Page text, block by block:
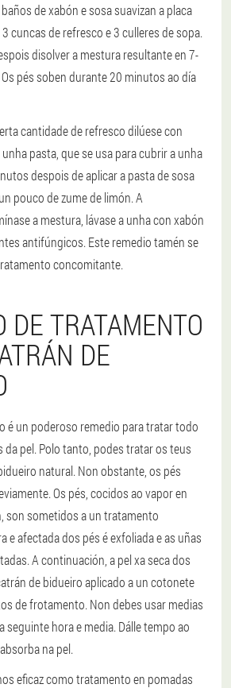
de xabón e sosa suavizan a placa
cuncas de refresco e 3 culleres de sopa.
disolver a mestura resultante en 7-
pés soben durante 20 minutos ao día
cantidade de refresco dilúese con
pasta, que se usa para cubrir a unha
despois de aplicar a pasta de sosa
pouco de zume de limón. A
a mestura, lávase a unha con xabón
antifúngicos. Este remedio tamén se
concomitante.
DE TRATAMENTO
DE
é un poderoso remedio para tratar todo
pel. Polo tanto, podes tratar os teus
natural. Non obstante, os pés
Os pés, cocidos ao vapor en
son sometidos a un tratamento
e afectada dos pés é exfoliada e as uñas
A continuación, a pel xa seca dos
de bidueiro aplicado a un cotonete
de frotamento. Non debes usar medias
seguinte hora e media. Dálle tempo ao
na pel.
eficaz como tratamento en pomadas